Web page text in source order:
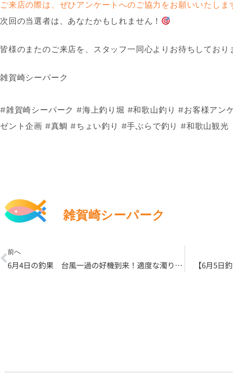
ご来店の際は、ぜひアンケートへのご協力をお願いいたしま
次回の当選者は、あなたかもしれません！
皆様のまたのご来店を、スタッフ一同心よりお待ちしており
雑賀崎シーパーク
#雑賀崎シーパーク #海上釣り堀 #和歌山釣り #お客様アン
ゼント企画 #真鯛 #ちょい釣り #手ぶらで釣り #和歌山観
雑賀崎シーパーク
Prev
前へ
6月4日の釣果 台風一過の好機到来！適度な濁りで『高級魚マハタ』の活性 【6月5日